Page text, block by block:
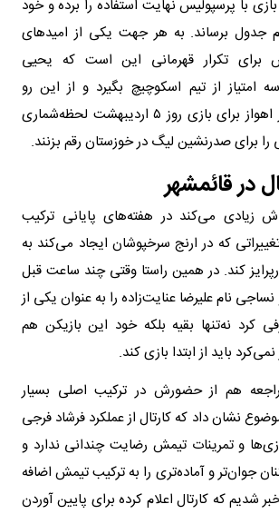
با پرسپولیس نهایت استفاده را برده و خود
جدول برساند. به هر جهت یکی از امید‌های
برای تکرار قهرمانی این است که یحیی
امتیاز از تیم اسکوچیچ بگیرد و از این رو
تماشاگران زیادی در اهواز برای بازی روز ۵ اردیبهشت لحظه‌شماری
را برای صدرنشین لیگ در خوزستان رقم بزنند.
در قائمشهر
زیادی می‌کند در هفته‌های پایانی ترکیب
که در ارنج سرخپوشان ایجاد می‌کند به
کند. در همین راستا وقتی چند ساعت قبل
نام علیرضا عنایت‌زاده را به عنوان یکی از
کرد نه‌تنها بقیه بلکه خود این بازیکن هم
باید از ابتدا بازی کند.
هم از حضورش در ترکیب اصلی بسیار
نشان داد که کارتال از عملکرد فرشاد فرجی
و تمرینات تیمش رضایت چندانی ندارد و
جوان‌تر و آماده‌تری را به ترکیب تیمش اضافه
شدیم که کارتال اعلام کرده برای پایین آوردن